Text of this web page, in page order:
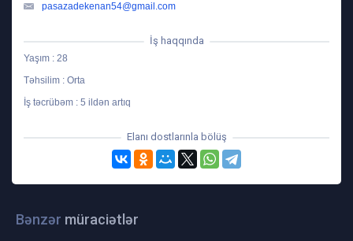
pasazadekenan54@gmail.com
İş haqqında
Yaşım : 28
Təhsilim : Orta
İş təcrübəm : 5 ildən artıq
Elanı dostlarınla bölüş
Bənzər müraciətlər